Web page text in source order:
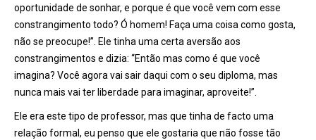
oportunidade de sonhar, e porque é que você vem com esse
constrangimento todo? Ó homem! Faça uma coisa como gosta,
não se preocupe!”. Ele tinha uma certa aversão aos
constrangimentos e dizia: “Então mas como é que você
imagina? Você agora vai sair daqui com o seu diploma, mas
nunca mais vai ter liberdade para imaginar, aproveite!”.
Ele era este tipo de professor, mas que tinha de facto uma
relação formal, eu penso que ele gostaria que não fosse tão